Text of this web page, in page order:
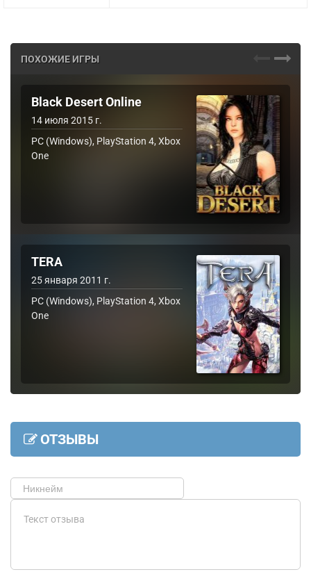
ПОХОЖИЕ ИГРЫ
Black Desert Online
14 июля 2015 г.
PC (Windows), PlayStation 4, Xbox
One
TERA
25 января 2011 г.
PC (Windows), PlayStation 4, Xbox
One
ОТЗЫВЫ